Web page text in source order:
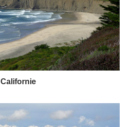
Californie